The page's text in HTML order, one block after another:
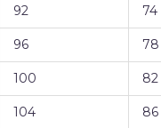
92 74
96 78
100 82
104 86